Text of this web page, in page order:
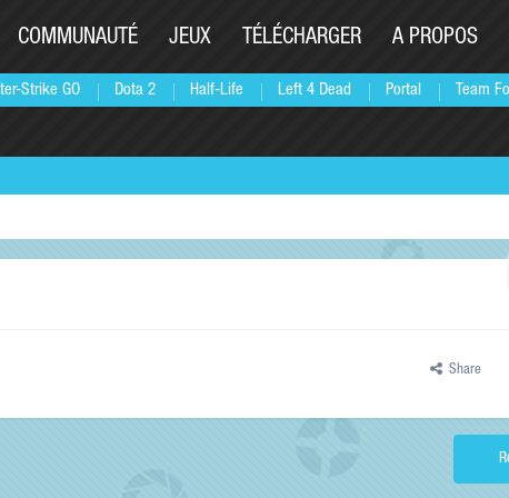
Strike GO Dota 2 Half-Life Left 4 Dead Portal Team
COMMUNAUTÉ JEUX TÉLÉCHARGER A PROPOS
Share